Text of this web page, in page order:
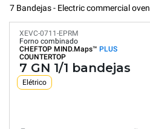
7 Bandejas - Electric commercial
XEVC-0711-EPRM
Forno combinado
CHEFTOP MIND.Maps™ PLUS
COUNTERTOP
7 GN 1/1 bandejas
Elétrico